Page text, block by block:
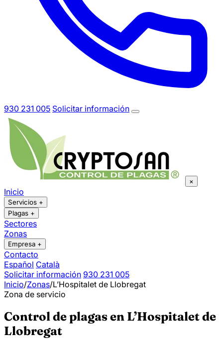
930 231 005 Solicitar información
×
Inicio
Servicios +
Plagas +
Sectores
Zonas
Empresa +
Contacto
Español Català
Solicitar información 930 231 005
Inicio/Zonas/L’Hospitalet de Llobregat
Zona de servicio
Control de plagas en L’Hospitalet de
Llobregat